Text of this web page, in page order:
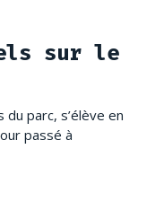
sur le
parc, s’élève en
passé à